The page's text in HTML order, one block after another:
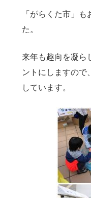
「がらくた市」
た。
来年も趣向を凝ら
ントにしますので
しています。